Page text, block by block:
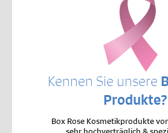
Kennen Sie unsere
Produkte?
Box Rose Kosmetikprodukte